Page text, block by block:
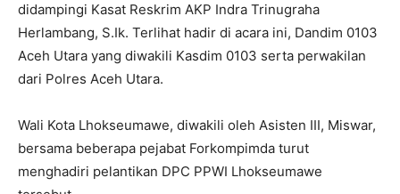
didampingi Kasat Reskrim AKP Indra Trinugraha
Herlambang, S.Ik. Terlihat hadir di acara ini, Dandim 0103
Aceh Utara yang diwakili Kasdim 0103 serta perwakilan
dari Polres Aceh Utara.
Wali Kota Lhokseumawe, diwakili oleh Asisten III, Miswar,
bersama beberapa pejabat Forkompimda turut
menghadiri pelantikan DPC PPWI Lhokseumawe